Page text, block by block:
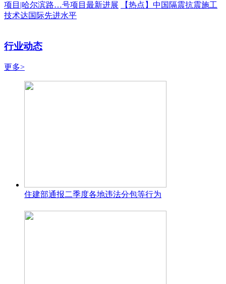
项目|哈尔滨路…号项目最新进展
【热点】 中国隔震抗震施工
技术达国际先进水平
行业动态
更多>
住建部通报二季度各地违法分包等行为